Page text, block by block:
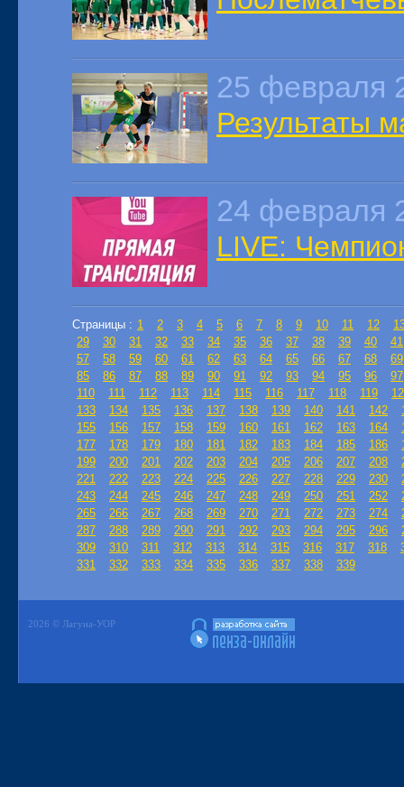
25 февраля
Результаты
24 февраля
LIVE:
Страницы : 1 2 3 4 5 6 7 8 9 10 11 12
29
30 31 32 33 34 35 36 37 38 39 40
41
57
58 59 60 61 62 63 64 65 66 67 68
69
85
86 87 88 89 90 91 92 93 94 95 96
97
110
111 112 113 114 115 116 117 118 119
133
134 135 136 137 138 139 140 141 142
155
156 157 158 159 160 161 162 163 164
177
178 179 180 181 182 183 184 185 186
199
200 201 202 203 204 205 206 207 208
221
222 223 224 225 226 227 228 229 230
243
244 245 246 247 248 249 250 251 252
265
266 267 268 269 270 271 272 273 274
287
288 289 290 291 292 293 294 295 296
309
310 311 312 313 314 315 316 317 318
331
332 333 334 335 336 337 338 339
2026 © Лагуна-УОР